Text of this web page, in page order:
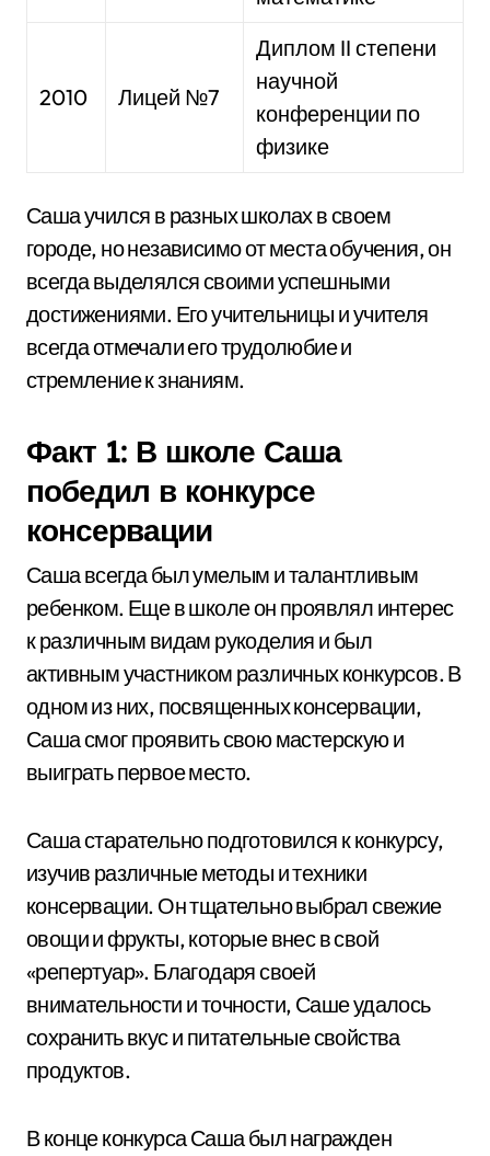
2010 Лицей №7
Диплом II степени
научной
конференции по
физике
Саша учился в разных школах в своем
городе, но независимо от места обучения, он
всегда выделялся своими успешными
достижениями. Его учительницы и учителя
всегда отмечали его трудолюбие и
стремление к знаниям.
Факт 1: В школе Саша
победил в конкурсе
консервации
Саша всегда был умелым и талантливым
ребенком. Еще в школе он проявлял интерес
к различным видам рукоделия и был
активным участником различных конкурсов. В
одном из них, посвященных консервации,
Саша смог проявить свою мастерскую и
выиграть первое место.
Саша старательно подготовился к конкурсу,
изучив различные методы и техники
консервации. Он тщательно выбрал свежие
овощи и фрукты, которые внес в свой
«репертуар». Благодаря своей
внимательности и точности, Саше удалось
сохранить вкус и питательные свойства
продуктов.
В конце конкурса Саша был награжден